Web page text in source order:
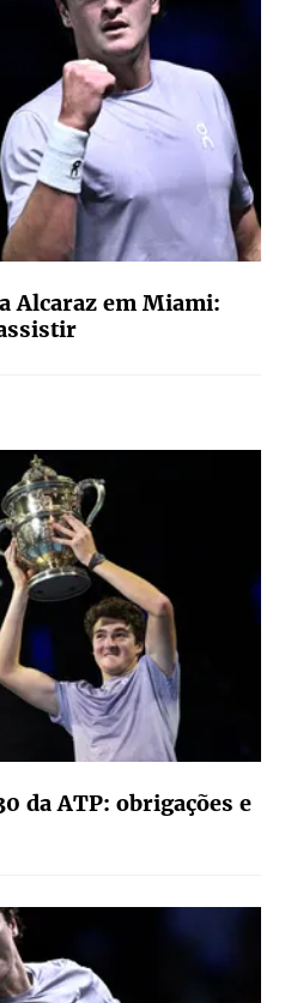
Alcaraz em Miami:
da ATP: obrigações e